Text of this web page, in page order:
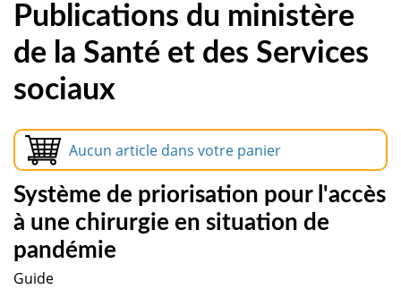
Publications du ministère
de la Santé et des Services
sociaux
Aucun article dans votre panier
Système de priorisation pour l'accès
à une chirurgie en situation de
pandémie
Guide